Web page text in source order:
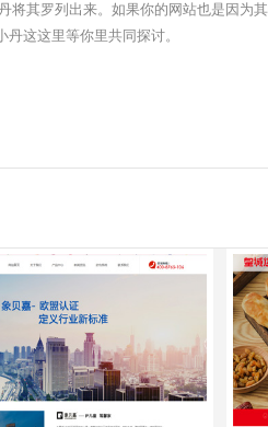
其罗列出来。如果你的网站也是因为
这这里等你里共同探讨。